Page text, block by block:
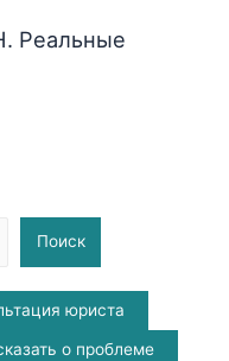
Поиск
юриста
о проблеме
Реальные